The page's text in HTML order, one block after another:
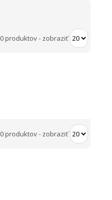
0 produktov- zobraziť
0 produktov- zobraziť